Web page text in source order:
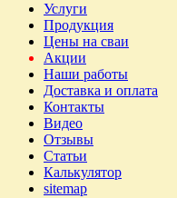
Услуги
Продукция
Цены на сваи
Акции
Наши работы
Доставка и оплата
Контакты
Видео
Отзывы
Статьи
Калькулятор
sitemap